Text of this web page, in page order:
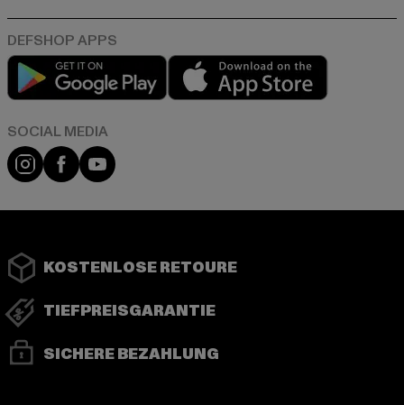
Play market
Instagram
FacebookYouTube
KOSTENLOSE RETOURE
TIEFPREISGARANTIE
SICHERE BEZAHLUNG